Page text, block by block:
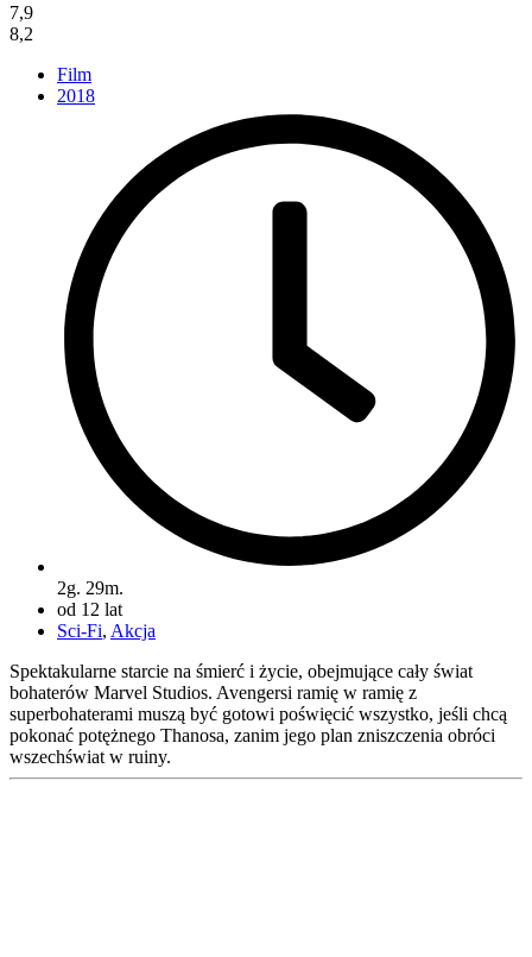
7,9
8,2
Film
2018
2g. 29m.
od 12 lat
Sci-Fi, Akcja
Spektakularne starcie na śmierć i życie, obejmujące cały świat
bohaterów Marvel Studios. Avengersi ramię w ramię z
superbohaterami muszą być gotowi poświęcić wszystko, jeśli chcą
pokonać potężnego Thanosa, zanim jego plan zniszczenia obróci
wszechświat w ruiny.